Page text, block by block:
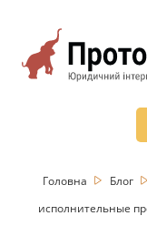
Головна Блог
исполнительные